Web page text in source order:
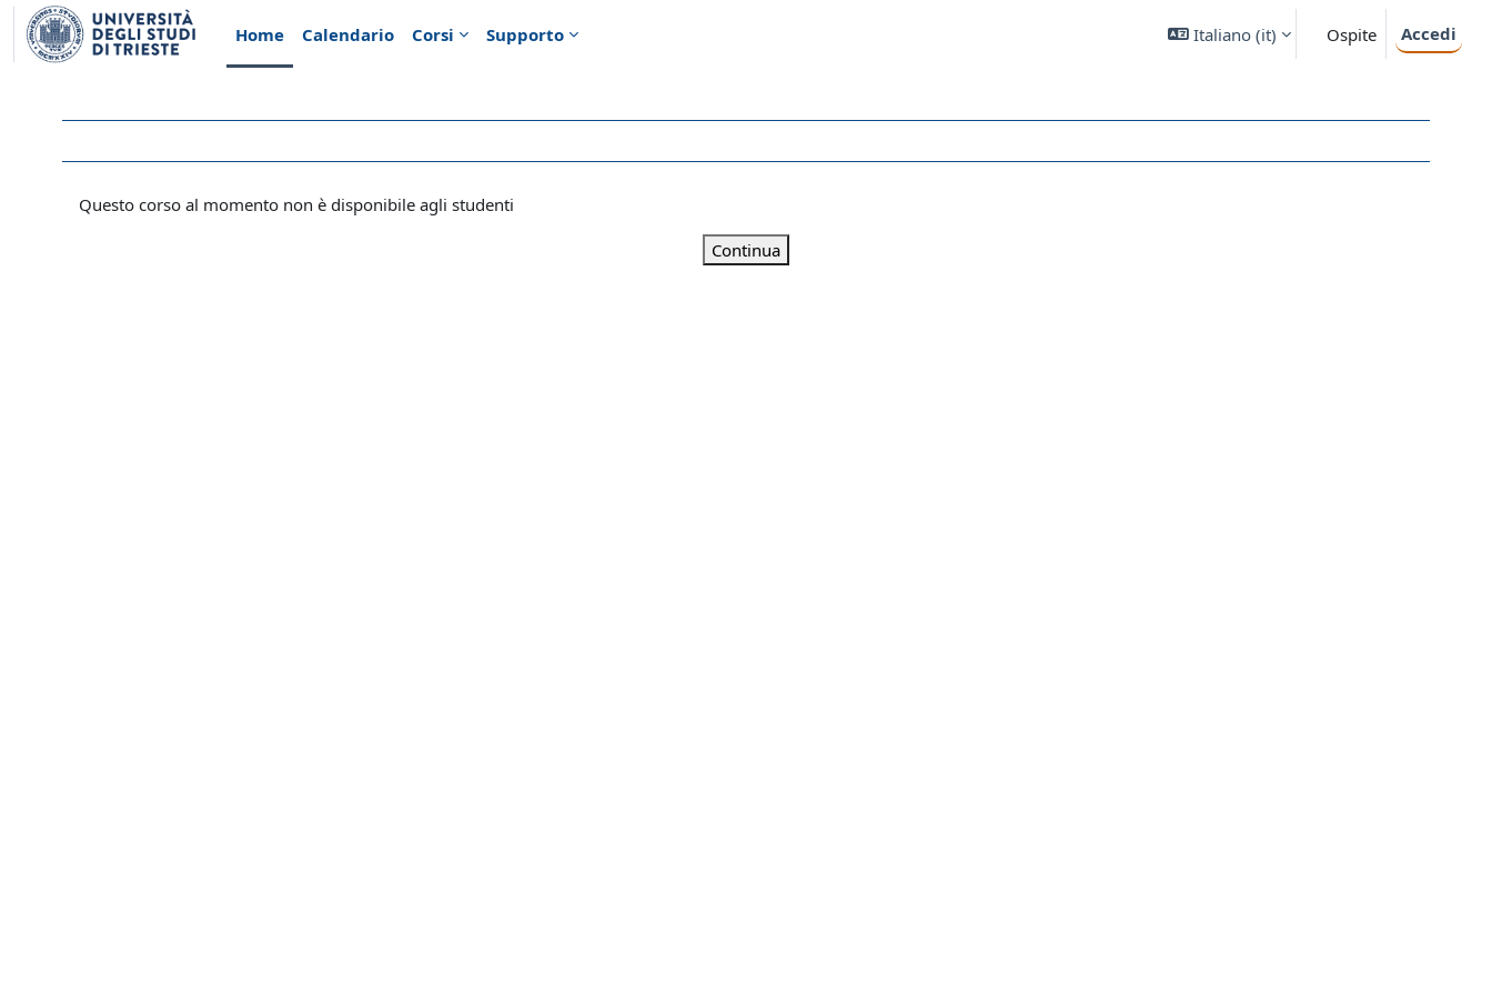
Vai al contenuto principale
Home
Calendario Corsi Supporto Italiano ‎(it)‎ Ospite Accedi
Questo corso al momento non è disponibile agli studenti
Continua